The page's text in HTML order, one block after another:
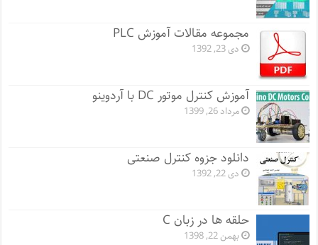
مجموعه مقالات آموزش PLC
دی 23, 1392
آموزش کنترل موتور DC با آردوینو
مرداد 26, 1399
دانلود جزوه کنترل صنعتی
دی 22, 1392
حلقه ها در زبان C
بهمن 22, 1398